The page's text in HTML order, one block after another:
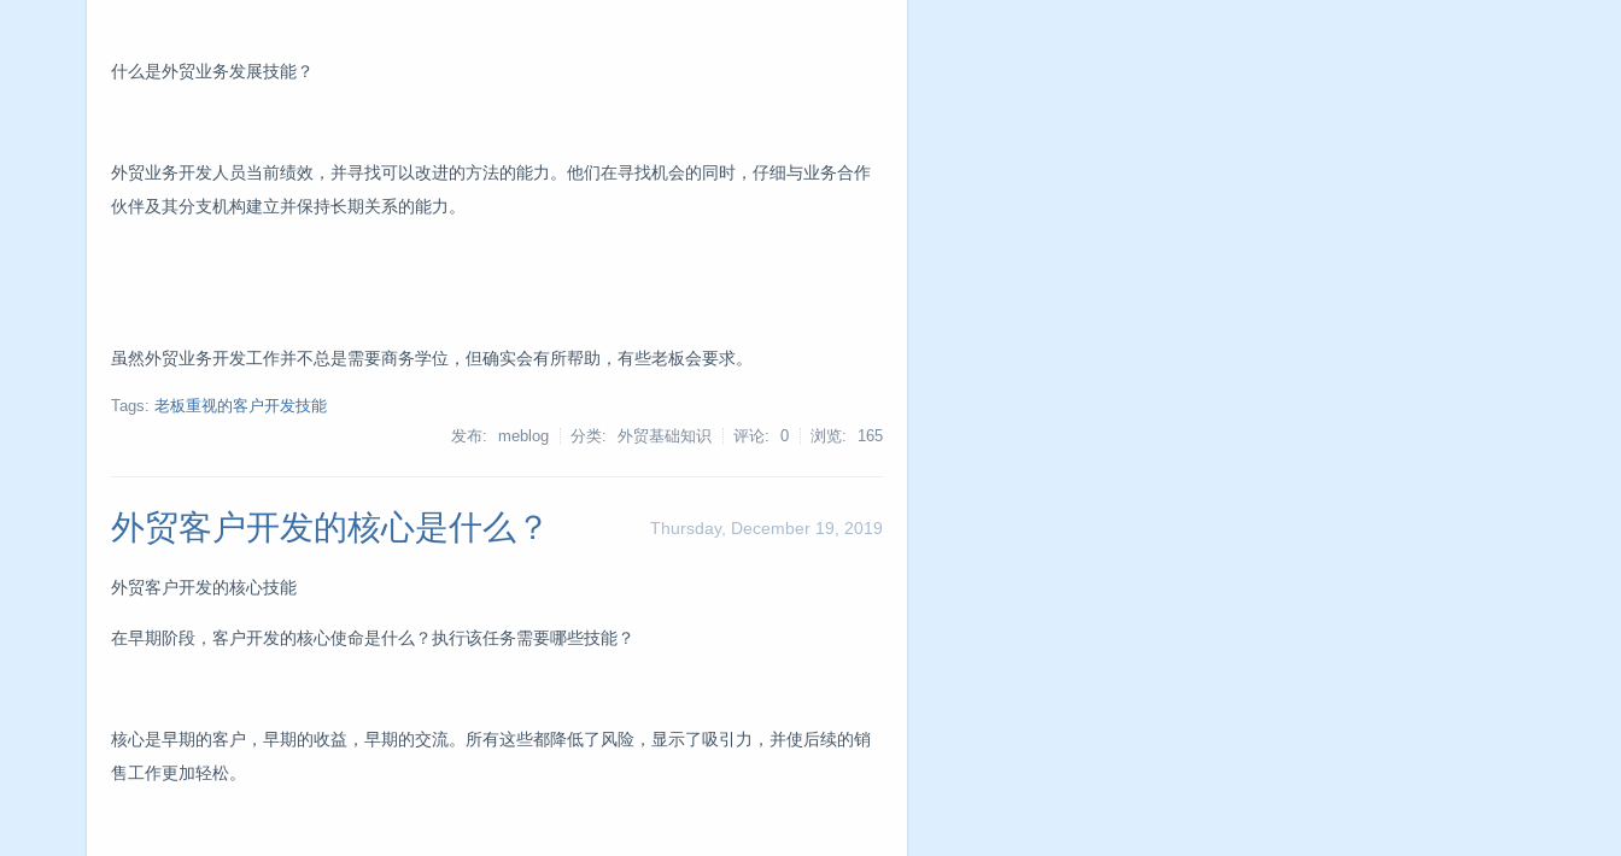
什么是外贸业务发展技能？
外贸业务开发人员当前绩效，并寻找可以改进的方法的能力。他们在寻找机会的同时，仔细与业务合作
伙伴及其分支机构建立并保持长期关系的能力。
虽然外贸业务开发工作并不总是需要商务学位，但确实会有所帮助，有些老板会要求。
Tags: 老板重视的客户开发技能
发布: meblog
分类: 外贸基础知识 评论: 0 浏览: 165
Thursday, December 19, 2019
外贸客户开发的核心是什么？
外贸客户开发的核心技能
在早期阶段，客户开发的核心使命是什么？执行该任务需要哪些技能？
核心是早期的客户，早期的收益，早期的交流。所有这些都降低了风险，显示了吸引力，并使后续的销
售工作更加轻松。